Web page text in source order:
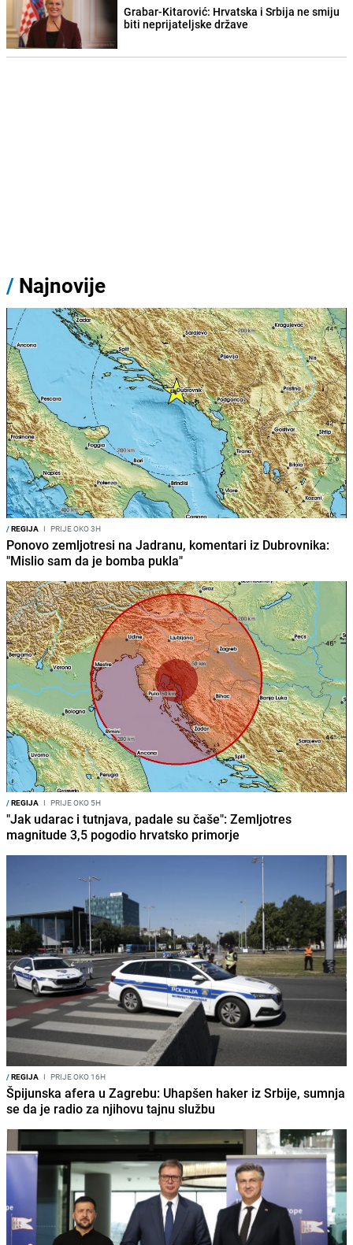
Grabar-Kitarović: Hrvatska i Srbija ne smiju
biti neprijateljske države
/ Najnovije
/REGIJA I PRIJE OKO 3H
Ponovo zemljotresi na Jadranu, komentari iz Dubrovnika:
"Mislio sam da je bomba pukla"
/REGIJA I PRIJE OKO 5H
"Jak udarac i tutnjava, padale su čaše": Zemljotres
magnitude 3,5 pogodio hrvatsko primorje
/REGIJA I PRIJE OKO 16H
Špijunska afera u Zagrebu: Uhapšen haker iz Srbije, sumnja
se da je radio za njihovu tajnu službu